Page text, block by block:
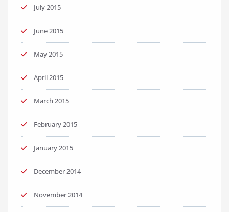
July 2015
June 2015
May 2015
April 2015
March 2015
February 2015
January 2015
December 2014
November 2014